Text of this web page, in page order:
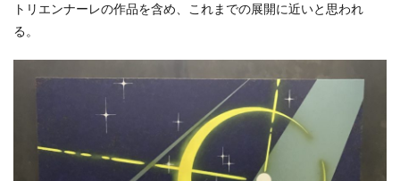
トリエンナーレの作品を含め、これまでの展開に近いと思われ
る。